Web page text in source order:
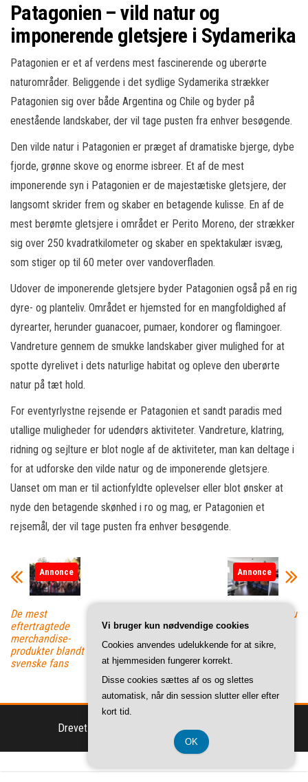
Patagonien – vild natur og
imponerende gletsjere i Sydamerika
Patagonien er et af verdens mest fascinerende og uberørte
naturområder. Beliggende i det sydlige Sydamerika strækker
Patagonien sig over både Argentina og Chile og byder på
enestående landskaber, der vil tage pusten fra enhver besøgende.
Den vilde natur i Patagonien er præget af dramatiske bjerge, dybe
fjorde, grønne skove og enorme isbreer. Et af de mest
imponerende syn i Patagonien er de majestætiske gletsjere, der
langsomt skrider frem og skaber en betagende kulisse. En af de
mest berømte gletsjere i området er Perito Moreno, der strækker
sig over 250 kvadratkilometer og skaber en spektakulær isvæg,
som stiger op til 60 meter over vandoverfladen.
Udover de imponerende gletsjere byder Patagonien også på en rig
dyre- og planteliv. Området er hjemsted for en mangfoldighed af
dyrearter, herunder guanacoer, pumaer, kondorer og flamingoer.
Vandreture gennem de smukke landskaber giver mulighed for at
spotte dyrelivet i dets naturlige habitat og opleve den uberørte
natur på tæt hold.
For eventyrlystne rejsende er Patagonien et sandt paradis med
utallige muligheder for udendørs aktiviteter. Vandreture, klatring,
ridning og sejlture er blot nogle af de aktiviteter, man kan deltage i
for at udforske den vilde natur og de imponerende gletsjere.
Uanset om man er til actionfyldte oplevelser eller blot ønsker at
nyde den betagende skønhed i ro og mag, er Patagonien et
rejsemål, der vil tage pusten fra enhver besøgende.
Annonce
De mest
eftertragtede
merchandise-
produkter blandt
svenske fans
Annonce
Sådan vælger du
den bedste
barstol til dit
køkken: Læs
vores
testresultater
Drevet af Tema:Envo Magazine
Vi bruger kun nødvendige cookies
Cookies anvendes udelukkende for at sikre,
at hjemmesiden fungerer korrekt.
Disse cookies sættes af os og slettes
automatisk, når din session slutter eller efter
kort tid.
OK